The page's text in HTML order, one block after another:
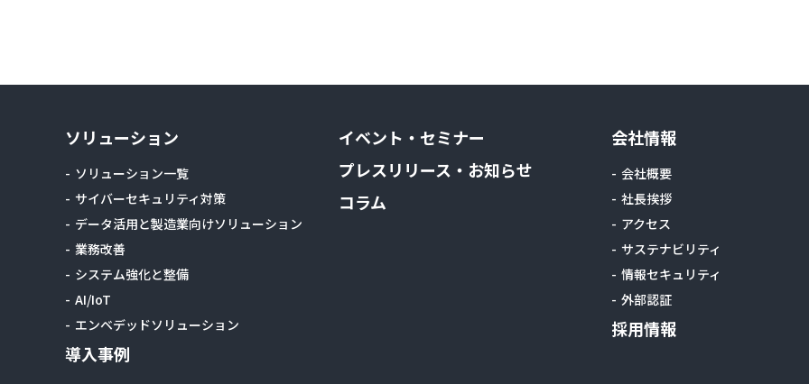
ソリューション
ソリューション一覧
サイバーセキュリティ対策
データ活用と製造業向けソリューション
業務改善
システム強化と整備
AI/IoT
エンベデッドソリューション
導入事例
イベント・セミナー
プレスリリース・お知らせ
コラム
会社情報
会社概要
社長挨拶
アクセス
サステナビリティ
情報セキュリティ
外部認証
採用情報